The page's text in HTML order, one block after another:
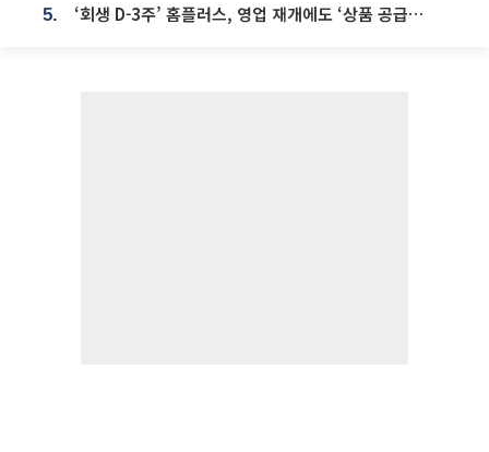
5. ‘회생 D-3주’ 홈플러스, 영업 재개에도 ‘상품 공급망’ 복구가 생존 관건